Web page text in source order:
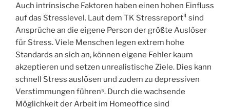
Auch intrinsische Faktoren haben einen hohen Einfluss
auf das Stresslevel. Laut dem TK Stressreport⁴ sind
Ansprüche an die eigene Person der größte Auslöser
für Stress. Viele Menschen legen extrem hohe
Standards an sich an, können eigene Fehler kaum
akzeptieren und setzen unrealistische Ziele. Dies kann
schnell Stress auslösen und zudem zu depressiven
Verstimmungen führen⁵. Durch die wachsende
Möglichkeit der Arbeit im Homeoffice sind